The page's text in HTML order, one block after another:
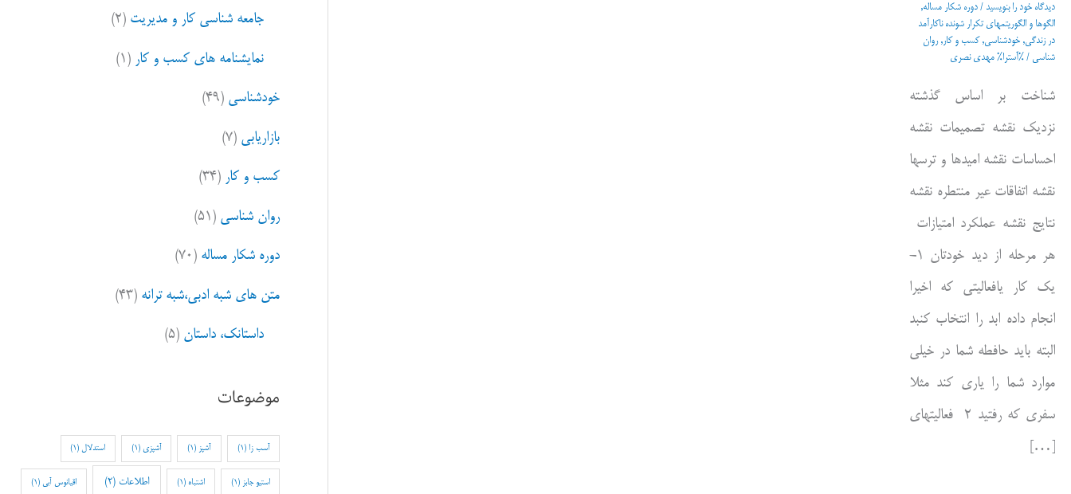
دیدگاه‌ خود را بنویسید / دوره شکار مساله,
الگوها و الگوریتمهای تکرار شونده ناکارآمد
در زندگی, خودشناسی,کسب و کار ,روان
شناسی / %آسترا% مهدی نصری
شناخت بر اساس گذشته
نزدیک نقشه تصمیمات نقشه
احساسات نقشه امیدها و ترسها
نقشه اتفاقات عیر منتطره نقشه
نتایج نقشه عملکرد امتیازات
هر مرحله از دید خودتان ۱-
یک کار یافعالیتی که اخیرا
انجام داده ابد را انتخاب کنبد
البته باید حافطه شما در خیلی
موارد شما را یاری کند مثلا
سفری که رفتید ۲ فعالیتهای
[…]
جامعه شناسی کار و مدیریت (۲)
نمایشنامه های کسب و کار (۱)
خودشناسی (۴۹)
بازاریابی (۷)
کسب و کار (۳۴)
روان شناسی (۵۱)
دوره شکار مساله (۷۰)
متن های شبه ادبی،شبه ترانه (۴۳)
داستانک، داستان (۵)
موضوعات
آسب زا (1) آشپز (1) آشپزی (1) استدلال (1)
استیو جابز (1) اشتباه (1) اطلاعات (2) اقیانوس آبی (1)